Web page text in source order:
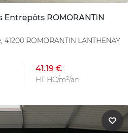
ROMORANTIN
ROMORANTIN LANTHENAY
41.19 €
HT HC/m²/an